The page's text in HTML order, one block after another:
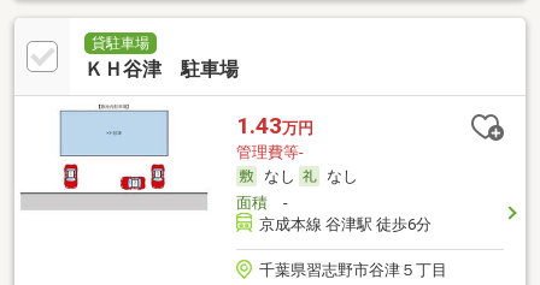
貸駐車場
ＫＨ谷津 駐車場
1.43万円
管理費等-
なし
なし
面積-
京成本線 谷津駅 徒歩6分
千葉県習志野市谷津５丁目